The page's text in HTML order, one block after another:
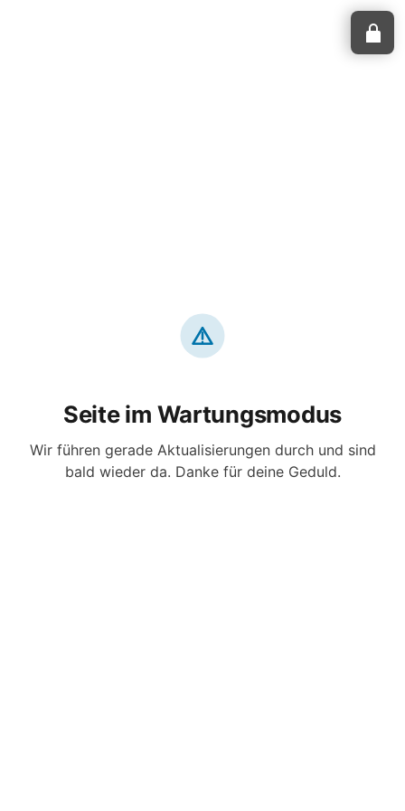
Seite im Wartungsmodus
Wir führen gerade Aktualisierungen durch und sind
bald wieder da. Danke für deine Geduld.